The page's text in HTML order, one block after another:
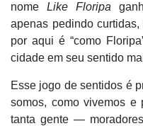
nome Like Floripa
apenas pedindo
por aqui é “como
cidade em seu sentido
Esse jogo de sentidos é
somos, como vivemos
tanta gente—